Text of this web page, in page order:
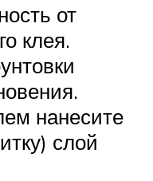
от
клея.
нанесите
слой